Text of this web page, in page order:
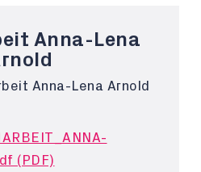
Anna-Lena
Anna-Lena Arnold
(PDF)